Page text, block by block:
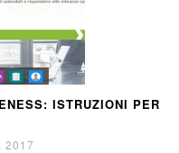
ISTRUZIONI PER
2017